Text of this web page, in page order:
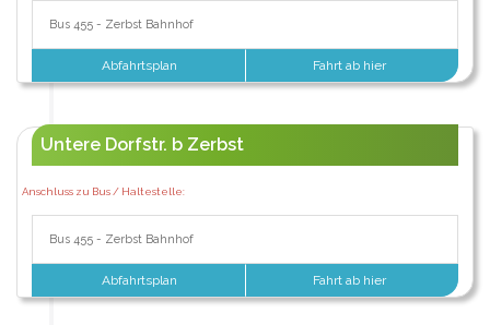
Bus 455 - Zerbst Bahnhof
Abfahrtsplan Fahrt ab hier
Untere Dorfstr. b Zerbst
Anschluss zu Bus / Haltestelle:
Bus 455 - Zerbst Bahnhof
Abfahrtsplan Fahrt ab hier